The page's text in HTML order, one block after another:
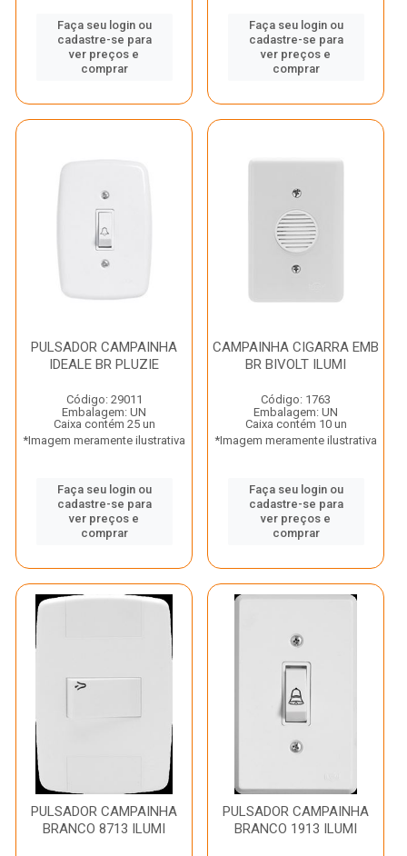
Faça seu login ou
cadastre-se para
ver preços e
comprar
Faça seu login ou
cadastre-se para
ver preços e
comprar
PULSADOR CAMPAINHA
IDEALE BR PLUZIE
Código: 29011
Embalagem: UN
Caixa contém 25 un
*Imagem meramente ilustrativa
Faça seu login ou
cadastre-se para
ver preços e
comprar
CAMPAINHA CIGARRA EMB
BR BIVOLT ILUMI
Código: 1763
Embalagem: UN
Caixa contém 10 un
*Imagem meramente ilustrativa
Faça seu login ou
cadastre-se para
ver preços e
comprar
PULSADOR CAMPAINHA
BRANCO 8713 ILUMI
PULSADOR CAMPAINHA
BRANCO 1913 ILUMI